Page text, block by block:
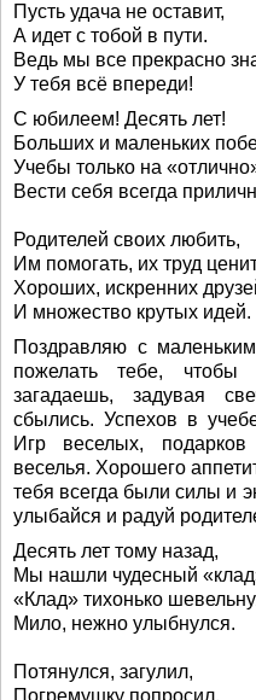
Пусть удача не оставит,
А идет с тобой в пути.
Ведь мы все прекрасно
У тебя всё впереди!
С юбилеем! Десять лет!
Больших и маленьких
Учебы только на
Вести себя всегда
Родителей своих любить,
Им помогать, их труд
Хороших, искренних
И множество крутых идей.
Поздравляю с
пожелать тебе,
загадаешь, задувая
сбылись. Успехов в
Игр веселых,
веселья. Хорошего
тебя всегда были силы и
улыбайся и радуй
Десять лет тому назад,
Мы нашли чудесный
«Клад» тихонько
Мило, нежно улыбнулся.
Потянулся, загулил,
Погремушку попросил,